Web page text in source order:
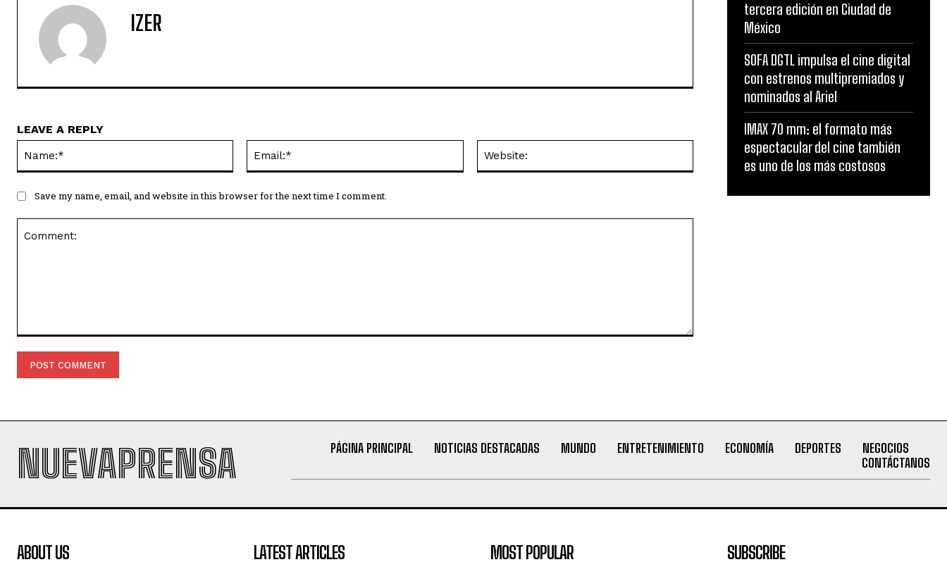
IZER
LEAVE A REPLY
Save my name, email, and website in this browser for the next time I comment.
tercera edición en Ciudad de
México
SOFA DGTL impulsa el cine digital
con estrenos multipremiados y
nominados al Ariel
IMAX 70 mm: el formato más
espectacular del cine también
es uno de los más costosos
NUEVAPRENSA PÁGINA PRINCIPAL NOTICIAS DESTACADAS MUNDO ENTRETENIMIENTO ECONOMÍA DEPORTES
NEGOCIOS
CONTÁCTANOS
ABOUT US LATEST ARTICLES MOST POPULAR SUBSCRIBE